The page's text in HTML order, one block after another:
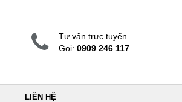
Tư vấn trực tuyến
Goi: 0909 246 117
LIÊN HỆ